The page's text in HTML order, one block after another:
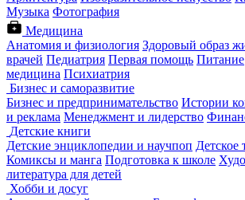
Музыка Фотография
Медицина
Анатомия и физиология Здоровый образ
врачей Педиатрия Первая помощь Питание
медицина Психиатрия
Бизнес и саморазвитие
Бизнес и предпринимательство Истории
и реклама Менеджмент и лидерство
Детские книги
Детские энциклопедии и научпоп Детское
Комиксы и манга Подготовка к школе
литература для детей
Хобби и досуг